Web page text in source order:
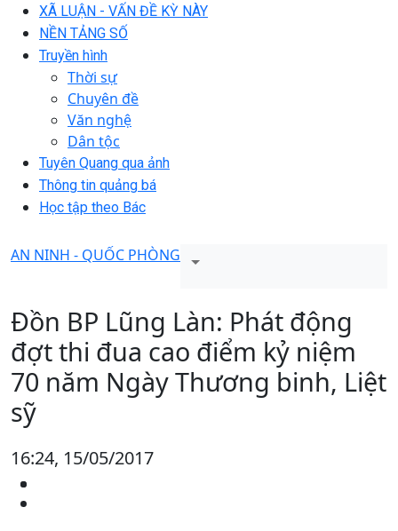
XÃ LUẬN - VẤN ĐỀ KỲ NÀY
NỀN TẢNG SỐ
Truyền hình
Thời sự
Chuyên đề
Văn nghệ
Dân tộc
Tuyên Quang qua ảnh
Thông tin quảng bá
Học tập theo Bác
AN NINH - QUỐC PHÒNG
Đồn BP Lũng Làn: Phát động
đợt thi đua cao điểm kỷ niệm
70 năm Ngày Thương binh, Liệt
sỹ
16:24, 15/05/2017